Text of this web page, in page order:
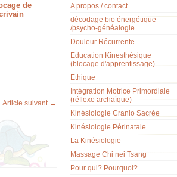
de
Article suivant →
A propos / contact
décodage bio énergétique
/psycho-généalogie
Douleur Récurrente
Education Kinesthésique
(blocage d'apprentissage)
Ethique
Intégration Motrice Primordiale
(réflexe archaïque)
Kinésiologie Cranio Sacrée
Kinésiologie Périnatale
La Kinésiologie
Massage Chi nei Tsang
Pour qui? Pourquoi?